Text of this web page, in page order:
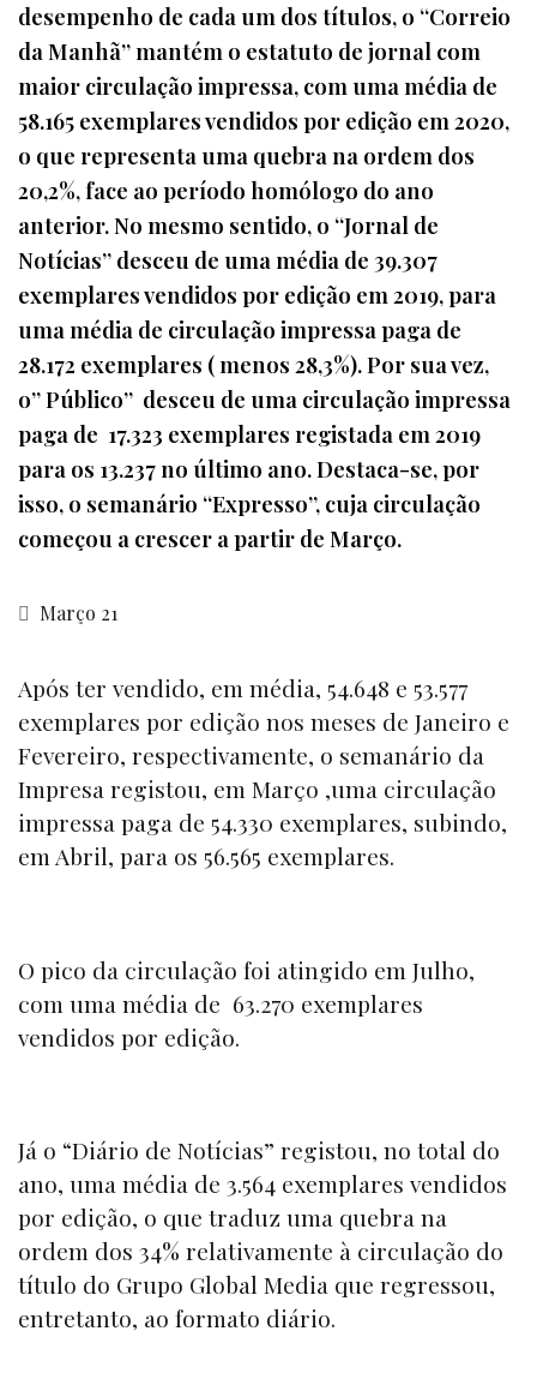
desempenho de cada um dos títulos, o “Correio
da Manhã” mantém o estatuto de jornal com
maior circulação impressa, com uma média de
58.165 exemplares vendidos por edição em 2020,
o que representa uma quebra na ordem dos
20,2%, face ao período homólogo do ano
anterior. No mesmo sentido, o “Jornal de
Notícias” desceu de uma média de 39.307
exemplares vendidos por edição em 2019, para
uma média de circulação impressa paga de
28.172 exemplares ( menos 28,3%). Por sua vez,
o” Público” desceu de uma circulação impressa
paga de 17.323 exemplares registada em 2019
para os 13.237 no último ano. Destaca-se, por
isso, o semanário “Expresso”, cuja circulação
começou a crescer a partir de Março.
Março 21
Após ter vendido, em média, 54.648 e 53.577
exemplares por edição nos meses de Janeiro e
Fevereiro, respectivamente, o semanário da
Impresa registou, em Março ,uma circulação
impressa paga de 54.330 exemplares, subindo,
em Abril, para os 56.565 exemplares.
O pico da circulação foi atingido em Julho,
com uma média de 63.270 exemplares
vendidos por edição.
Já o “Diário de Notícias” registou, no total do
ano, uma média de 3.564 exemplares vendidos
por edição, o que traduz uma quebra na
ordem dos 34% relativamente à circulação do
título do Grupo Global Media que regressou,
entretanto, ao formato diário.